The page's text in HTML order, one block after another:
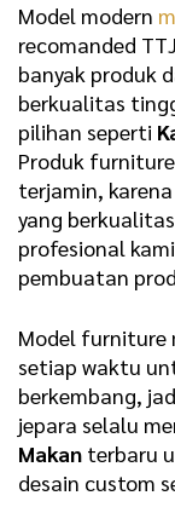
Model modern
recomanded
banyak produk
berkualitas
pilihan seperti
Produk
terjamin,
yang
profesional
pembuatan
Model furniture
setiap waktu
berkembang,
jepara selalu
Makan terbaru
desain custom